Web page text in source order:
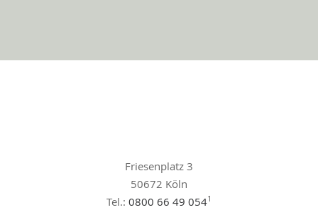
Friesenplatz 3
50672 Köln
Tel.: 0800 66 49 0541